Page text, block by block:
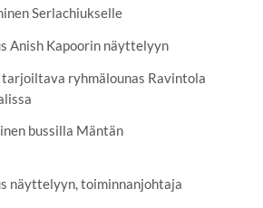
Serlachiukselle
Anish Kapoorin näyttelyyn
tarjoiltava ryhmälounas Ravintola
bussilla Mäntän
näyttelyyn, toiminnanjohtaja